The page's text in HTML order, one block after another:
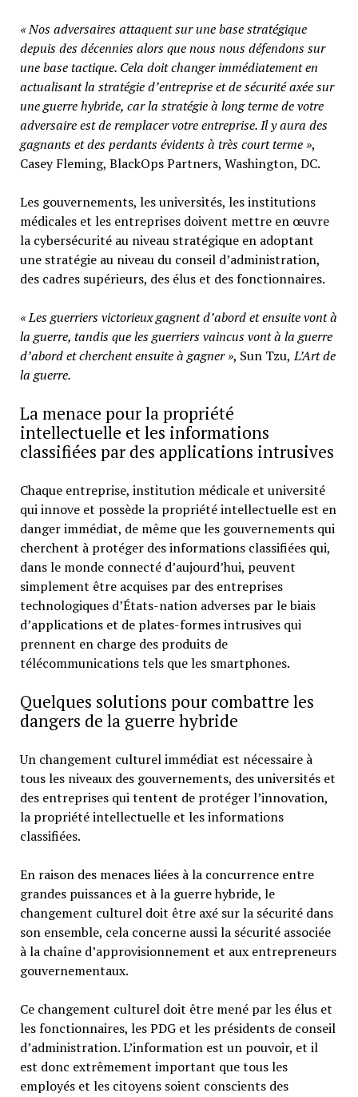
« Nos adversaires attaquent sur une base stratégique
depuis des décennies alors que nous nous défendons sur
une base tactique. Cela doit changer immédiatement en
actualisant la stratégie d’entreprise et de sécurité axée sur
une guerre hybride, car la stratégie à long terme de votre
adversaire est de remplacer votre entreprise. Il y aura des
gagnants et des perdants évidents à très court terme »,
Casey Fleming, BlackOps Partners, Washington, DC.
Les gouvernements, les universités, les institutions
médicales et les entreprises doivent mettre en œuvre
la cybersécurité au niveau stratégique en adoptant
une stratégie au niveau du conseil d’administration,
des cadres supérieurs, des élus et des fonctionnaires.
« Les guerriers victorieux gagnent d’abord et ensuite vont à
la guerre, tandis que les guerriers vaincus vont à la guerre
d’abord et cherchent ensuite à gagner », Sun Tzu, L’Art de
la guerre.
La menace pour la propriété
intellectuelle et les informations
classifiées par des applications intrusives
Chaque entreprise, institution médicale et université
qui innove et possède la propriété intellectuelle est en
danger immédiat, de même que les gouvernements qui
cherchent à protéger des informations classifiées qui,
dans le monde connecté d’aujourd’hui, peuvent
simplement être acquises par des entreprises
technologiques d’États-nation adverses par le biais
d’applications et de plates-formes intrusives qui
prennent en charge des produits de
télécommunications tels que les smartphones.
Quelques solutions pour combattre les
dangers de la guerre hybride
Un changement culturel immédiat est nécessaire à
tous les niveaux des gouvernements, des universités et
des entreprises qui tentent de protéger l’innovation,
la propriété intellectuelle et les informations
classifiées.
En raison des menaces liées à la concurrence entre
grandes puissances et à la guerre hybride, le
changement culturel doit être axé sur la sécurité dans
son ensemble, cela concerne aussi la sécurité associée
à la chaîne d’approvisionnement et aux entrepreneurs
gouvernementaux.
Ce changement culturel doit être mené par les élus et
les fonctionnaires, les PDG et les présidents de conseil
d’administration. L’information est un pouvoir, et il
est donc extrêmement important que tous les
employés et les citoyens soient conscients des